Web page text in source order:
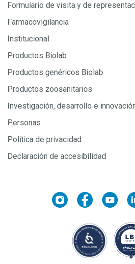
Formulario de visita y de
Farmacovigilancia
Institucional
Productos Biolab
Productos genéricos Biolab
Productos zoosanitarios
Investigación, desarrollo e
Personas
Política de privacidad
Declaración de accesibilidad